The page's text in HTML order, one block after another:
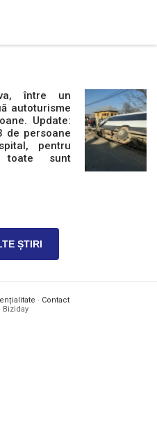
între un
autoturisme
Update:
de persoane
pentru
toate sunt
ȘTIRI
· Contact
Biziday